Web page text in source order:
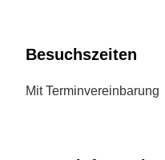
Besuchszeiten
Mit Terminvereinbarung